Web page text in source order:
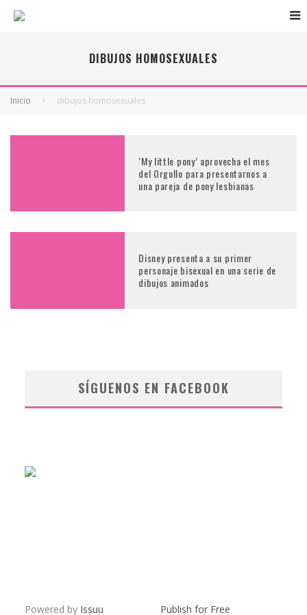
DIBUJOS HOMOSEXUALES
Inicio dibujos homosexuales
‘My little pony’ aprovecha el mes
del Orgullo para presentarnos a
una pareja de pony lesbianas
Disney presenta a su primer
personaje bisexual en una serie de
dibujos animados
SÍGUENOS EN FACEBOOK
Powered by Issuu Publish for Free